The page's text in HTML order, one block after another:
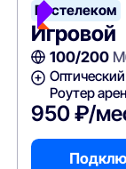
Ростелеком
Игровой
100/200
Роутер
950 ₽/